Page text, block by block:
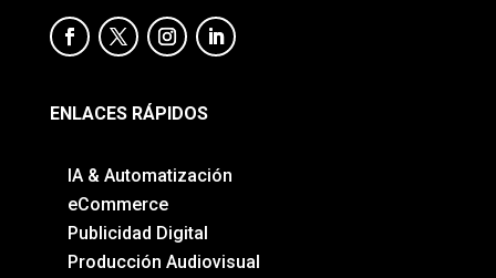
ENLACES RÁPIDOS
IA & Automatización
eCommerce
Publicidad Digital
Producción Audiovisual